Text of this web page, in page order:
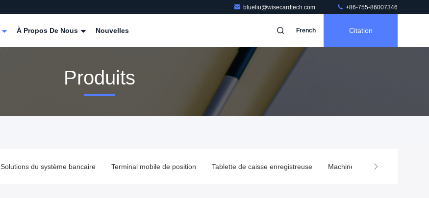
blueliu@wisecardtech.com +86-755-86007346
À Propos De Nous Nouvelles French Citation
Produits
Solutions du système bancaire Terminal mobile de position Tablette de caisse enregistreuse Machine intelligente de guichet